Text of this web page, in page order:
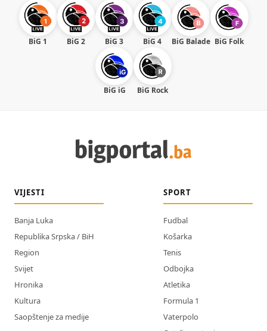
BiG 1 BiG 2 BiG 3 BiG 4 BiG Balade BiG Folk
BiG iG BiG Rock
VIJESTI
Banja Luka
Republika Srpska / BiH
Region
Svijet
Hronika
Kultura
Saopštenje za medije
SPORT
Fudbal
Košarka
Tenis
Odbojka
Atletika
Formula 1
Vaterpolo